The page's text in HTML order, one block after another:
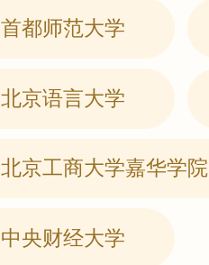
首都师范大学
北京语言大学
北京工商大学嘉华学院
中央财经大学